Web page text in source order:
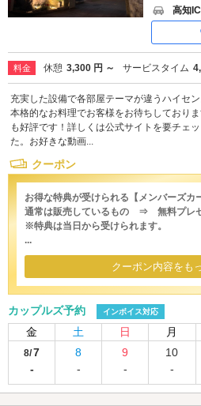
高知IC
料金 休憩 3,300 円 ～ サービスタイム
充実した設備で各部屋テーマが違うハイセ
本格的なお料理でお客様をお待ちしており
も好評です！詳しくは公式サイトを要チェ
た。お好きな動画...
クーポン
お得な特典が受けられる【メンバーズカ
通常は販売しているもの ⇒ 無料プレ
※特典は当日から受けられます。
...
クーポン内容をも
カップルズ予約 インボイス対応
金 土 日 月
8/7
-
8
-
9
-
10
-